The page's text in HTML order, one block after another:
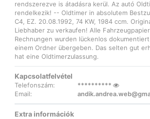
rendszerezve is átadásra kerül. Az autó
rendelkezik! -- Oldtimer in absolutem
C4, EZ. 20.08.1992, 74 KW, 1984 ccm.
Liebhaber zu verkaufen! Alle
Rechnungen wurden lückenlos
einem Ordner übergeben. Das selten gut
hat eine Oldtimerzulassung.
Kapcsolatfelvétel
Telefonszám:
**********
Email:
Extra információk